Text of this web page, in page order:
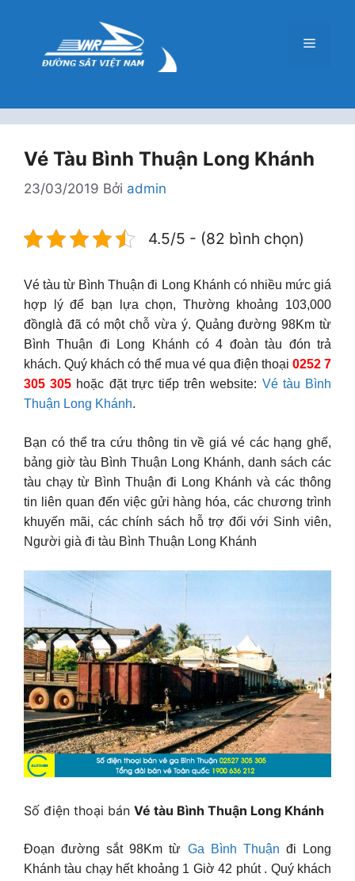
Menu
Vé Tàu Bình Thuận Long Khánh
23/03/2019 Bởi admin
4.5/5 - (82 bình chọn)
Vé tàu từ Bình Thuận đi Long Khánh có nhiều mức giá
hợp lý để bạn lựa chọn, Thường khoảng 103,000
đồnglà đã có một chỗ vừa ý. Quảng đường 98Km từ
Bình Thuận đi Long Khánh có 4 đoàn tàu đón trả
khách. Quý khách có thể mua vé qua điện thoại 0252 7
305 305 hoặc đặt trực tiếp trên website: Vé tàu Bình
Thuận Long Khánh.
Bạn có thể tra cứu thông tin về giá vé các hạng ghế,
bảng giờ tàu Bình Thuận Long Khánh, danh sách các
tàu chạy từ Bình Thuận đi Long Khánh và các thông
tin liên quan đến việc gửi hàng hóa, các chương trình
khuyến mãi, các chính sách hỗ trợ đối với Sinh viên,
Người già đi tàu Bình Thuận Long Khánh
Số điện thoại bán Vé tàu Bình Thuận Long Khánh
Đoạn đường sắt 98Km từ Ga Bình Thuận đi Long
Khánh tàu chạy hết khoảng 1 Giờ 42 phút . Quý khách